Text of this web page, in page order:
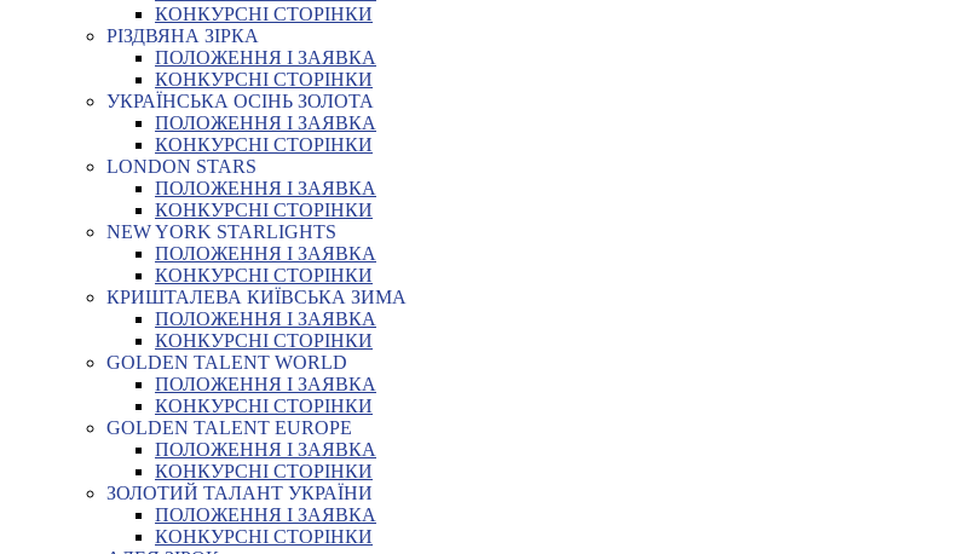
КОНКУРСНІ СТОРІНКИ
РІЗДВЯНА ЗІРКА
ПОЛОЖЕННЯ І ЗАЯВКА
КОНКУРСНІ СТОРІНКИ
УКРАЇНСЬКА ОСІНЬ ЗОЛОТА
ПОЛОЖЕННЯ І ЗАЯВКА
КОНКУРСНІ СТОРІНКИ
LONDON STARS
ПОЛОЖЕННЯ І ЗАЯВКА
КОНКУРСНІ СТОРІНКИ
NEW YORK STARLIGHTS
ПОЛОЖЕННЯ І ЗАЯВКА
КОНКУРСНІ СТОРІНКИ
КРИШТАЛЕВА КИЇВСЬКА ЗИМА
ПОЛОЖЕННЯ І ЗАЯВКА
КОНКУРСНІ СТОРІНКИ
GOLDEN TALENT WORLD
ПОЛОЖЕННЯ І ЗАЯВКА
КОНКУРСНІ СТОРІНКИ
GOLDEN TALENT EUROPE
ПОЛОЖЕННЯ І ЗАЯВКА
КОНКУРСНІ СТОРІНКИ
ЗОЛОТИЙ ТАЛАНТ УКРАЇНИ
ПОЛОЖЕННЯ І ЗАЯВКА
КОНКУРСНІ СТОРІНКИ